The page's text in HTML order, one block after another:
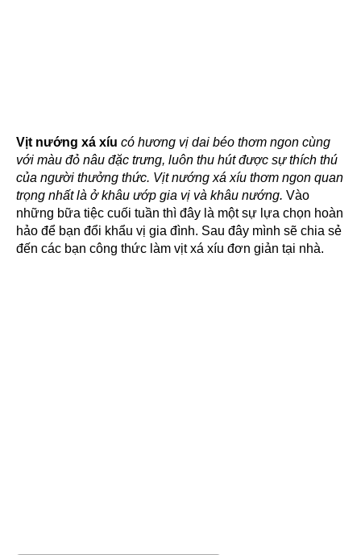
Vịt nướng xá xíu có hương vị dai béo thơm ngon cùng
với màu đỏ nâu đặc trưng, luôn thu hút được sự thích thú
của người thưởng thức. Vịt nướng xá xíu thơm ngon quan
trọng nhất là ở khâu ướp gia vị và khâu nướng. Vào
những bữa tiệc cuối tuần thì đây là một sự lựa chọn hoàn
hảo để bạn đổi khẩu vị gia đình. Sau đây mình sẽ chia sẻ
đến các bạn công thức làm vịt xá xíu đơn giản tại nhà.